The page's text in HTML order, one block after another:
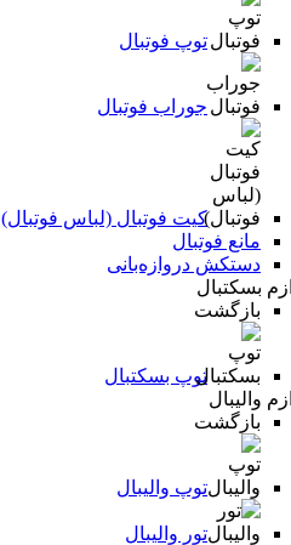
توپ فوتبال
جوراب فوتبال
کیت فوتبال (لباس فوتبال)
مانع فوتبال
دستکش دروازه‌بانی
بسکتبال
بازگشت
توپ بسکتبال
والیبال
بازگشت
توپ والیبال
تور والیبال